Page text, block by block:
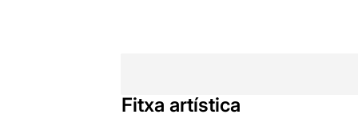
Fitxa artística